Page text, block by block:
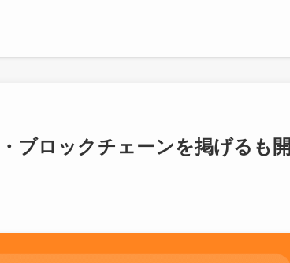
ブロックチェーンを掲げるも開